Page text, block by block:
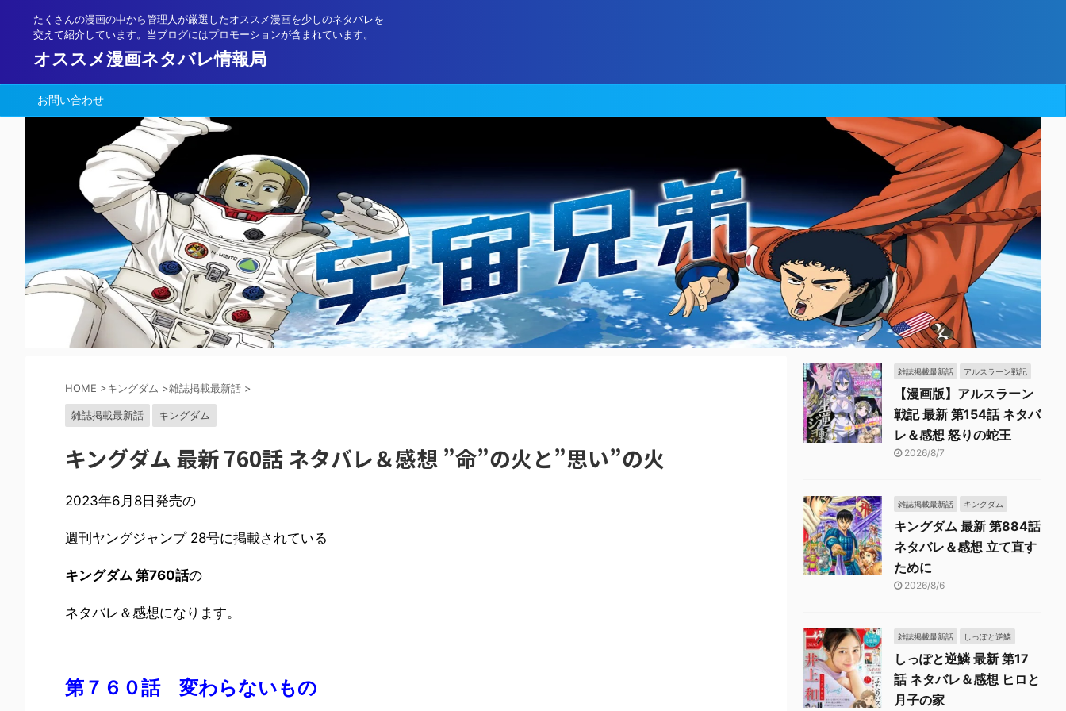
たくさんの漫画の中から管理人が厳選したオススメ漫画を少しのネタバレを
交えて紹介しています。当ブログにはプロモーションが含まれています。
オススメ漫画ネタバレ情報局
お問い合わせ
HOME >キングダム >雑誌掲載最新話 >
雑誌掲載最新話 キングダム
キングダム 最新 760話 ネタバレ＆感想 ”命”の火と”思い”の火
2023年6月8日発売の
週刊ヤングジャンプ 28号に掲載されている
キングダム 第760話の
ネタバレ＆感想になります。
第７６０話 変わらないもの
雑誌掲載最新話 アルスラーン戦記
【漫画版】アルスラーン
戦記 最新 第154話 ネタバ
レ＆感想 怒りの蛇王
2026/8/7
雑誌掲載最新話 キングダム
キングダム 最新 第884話
ネタバレ＆感想 立て直す
ために
2026/8/6
雑誌掲載最新話 しっぽと逆鱗
しっぽと逆鱗 最新 第17
話 ネタバレ＆感想 ヒロと
月子の家